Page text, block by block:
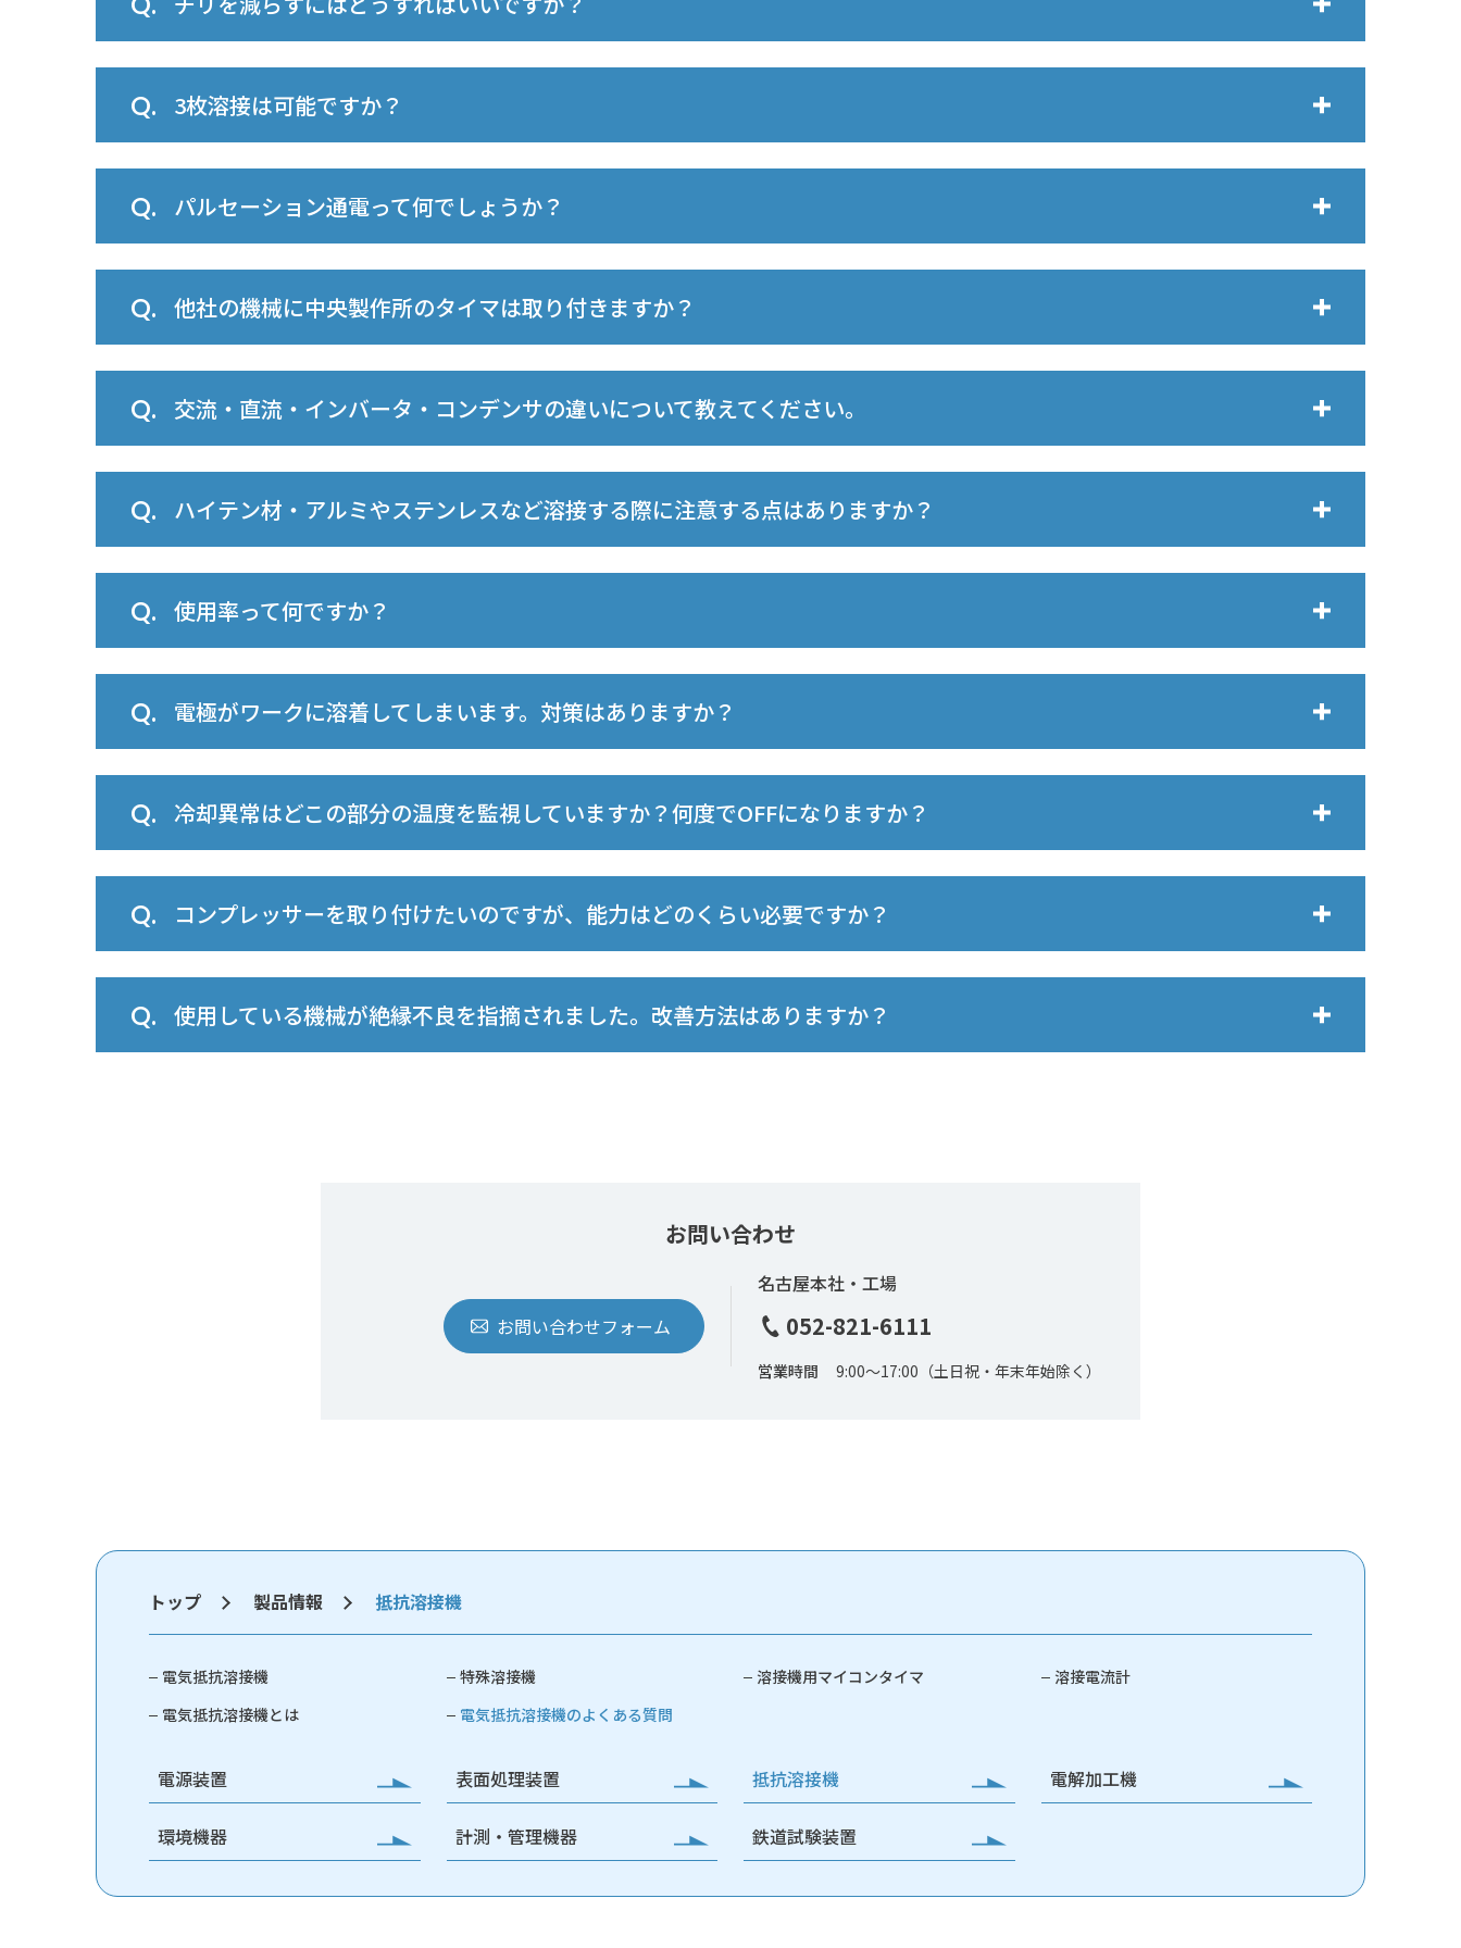
3枚溶接は可能ですか？
パルセーション通電って何でしょうか？
他社の機械に中央製作所のタイマは取り付きますか？
交流・直流・インバータ・コンデンサの違いについて教えてください。
ハイテン材・アルミやステンレスなど溶接する際に注意する点はありますか？
使用率って何ですか？
電極がワークに溶着してしまいます。対策はありますか？
冷却異常はどこの部分の温度を監視していますか？何度でOFFになりますか？
コンプレッサーを取り付けたいのですが、能力はどのくらい必要ですか？
使用している機械が絶縁不良を指摘されました。改善方法はありますか？
お問い合わせ
お問い合わせフォーム
名古屋本社・工場
052-821-6111
営業時間 9:00〜17:00 （土日祝・年末年始除く）
トップ 製品情報 抵抗溶接機
電気抵抗溶接機 特殊溶接機 溶接機用マイコンタイマ
溶接電流計
電気抵抗溶接機とは
電気抵抗溶接機のよくある質問
電源装置 表面処理装置 抵抗溶接機 電解加工機
環境機器 計測・管理機器 鉄道試験装置